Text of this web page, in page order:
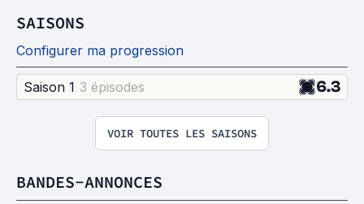
SAISONS
Configurer ma progression
Saison 1 3 épisodes 6.3
VOIR TOUTES LES SAISONS
BANDES-ANNONCES